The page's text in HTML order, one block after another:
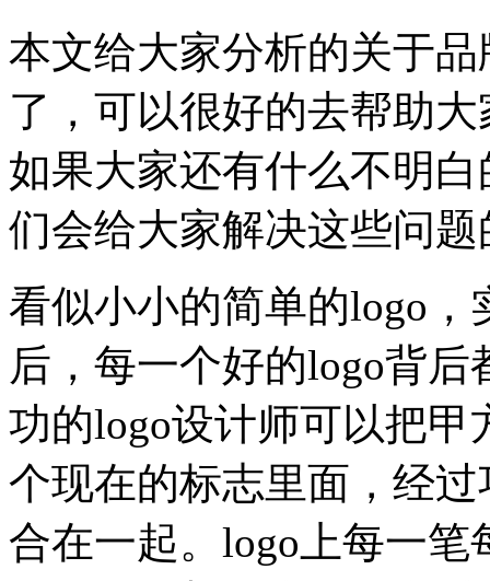
本文给大家分析的关于
了，可以很好的去帮助
如果大家还有什么不明
们会给大家解决这些问题
看似小小的简单的logo
后，每一个好的logo背
功的logo设计师可以把
个现在的标志里面，经
合在一起。logo上每一